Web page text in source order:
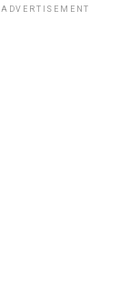
ADVERTISEMENT